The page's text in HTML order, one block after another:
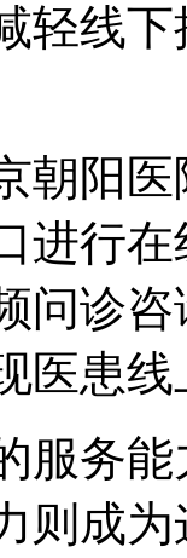
轻线
朝阳
进行
问诊
医患
服务
则成